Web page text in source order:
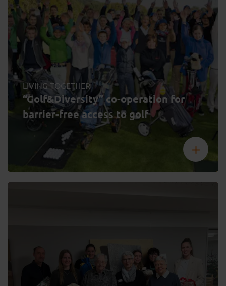
LIVING TOGETHER
“Golf&Diversity” co-operation for
barrier-free access to golf